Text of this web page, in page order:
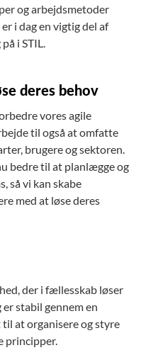
og arbejdsmetoder
i dag en vigtig del af
i STIL.
deres behov
vores agile
til også at omfatte
brugere og sektoren.
bedre til at planlægge og
så vi kan skabe
med at løse deres
der i fællesskab løser
stabil gennem en
at organisere og styre
principper.